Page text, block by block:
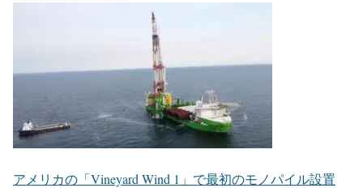
アメリカの「Vineyard Wind 1」で最初のモノパイル設置